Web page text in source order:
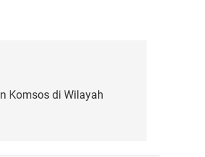
Komsos di Wilayah